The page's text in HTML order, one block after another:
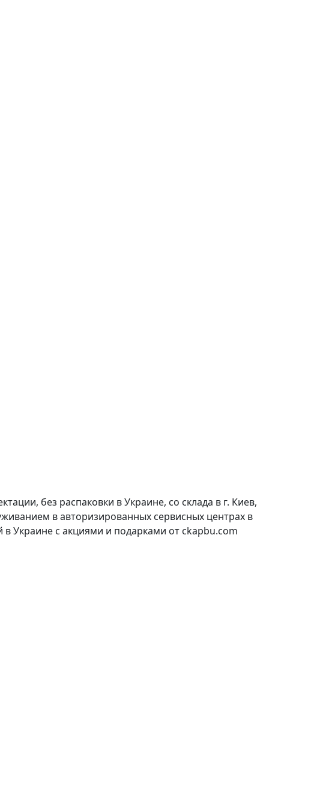
без распаковки в Украине, со склада в г. Киев,
в авторизированных сервисных центрах в
Украине с акциями и подарками от ckapbu.com